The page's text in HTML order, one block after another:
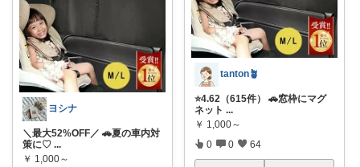
ヨシナ
＼最大52%OFF／ 🚗夏の車内対
策に♡ ...
￥ 1,000～
tanton🪴
⭐4.62（615件） 🚗窓枠にマグ
ネット ...
￥ 1,000～
0 0 64